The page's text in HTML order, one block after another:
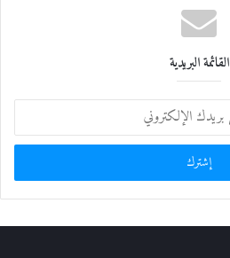
القائمة البريدية